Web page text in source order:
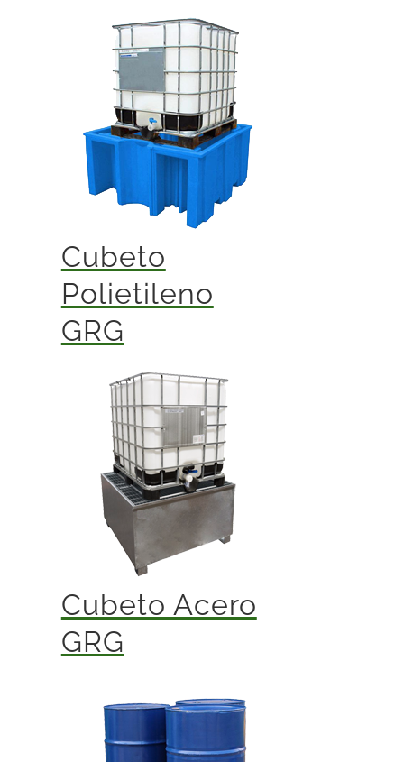
Cubeto
Polietileno
GRG
Cubeto Acero
GRG